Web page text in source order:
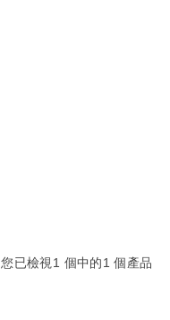
您已檢視 1 個中的1 個產品